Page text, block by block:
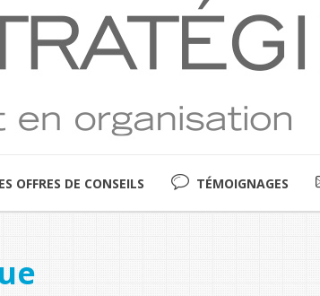
OFFRES DE CONSEILS TÉMOIGNAGES